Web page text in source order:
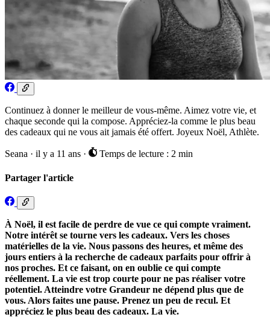
Continuez à donner le meilleur de vous-même. Aimez votre vie, et
chaque seconde qui la compose. Appréciez-la comme le plus beau
des cadeaux qui ne vous ait jamais été offert. Joyeux Noël, Athlète.
Seana · il y a 11 ans · Temps de lecture : 2 min
Partager l'article
À Noël, il est facile de perdre de vue ce qui compte vraiment.
Notre intérêt se tourne vers les cadeaux. Vers les choses
matérielles de la vie. Nous passons des heures, et même des
jours entiers à la recherche de cadeaux parfaits pour offrir à
nos proches. Et ce faisant, on en oublie ce qui compte
réellement. La vie est trop courte pour ne pas réaliser votre
potentiel. Atteindre votre Grandeur ne dépend plus que de
vous. Alors faites une pause. Prenez un peu de recul. Et
appréciez le plus beau des cadeaux. La vie.